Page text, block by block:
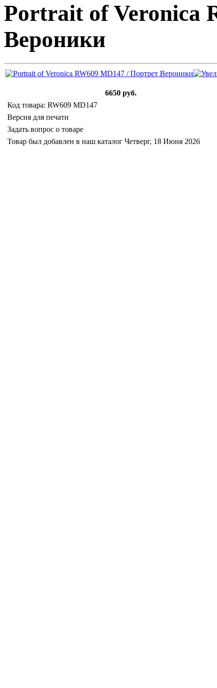
Portrait of Veronica
Вероники
6650 руб.
Код товара: RW609 MD147
Версия для печати
Задать вопрос о товаре
Товар был добавлен в наш каталог Четверг, 18 Июня 2026